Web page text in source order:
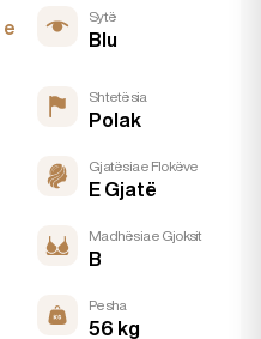
Sytë
Blu
Shtetësia
Polak
Gjatësia e Flokëve
E Gjatë
Madhësia e Gjoksit
B
Pesha
56 kg